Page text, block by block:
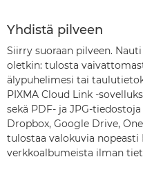
Yhdistä pilveen
Siirry suoraan pilveen.
oletkin: tulosta
älypuhelimesi tai
PIXMA Cloud Link -
sekä PDF- ja JPG-
Dropbox, Google Drive,
tulostaa valokuvia nopeasti
verkkoalbumeista ilman